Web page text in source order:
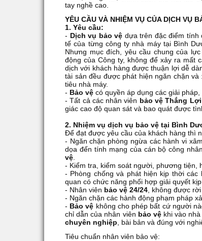
tay nghề cao.
YÊU CẦU VÀ NHIỆM VỤ CỦA DỊCH VỤ
1. Yêu cầu:
- Dịch vụ bảo vệ dựa trên đặc điểm tính
tế của từng công ty nhà máy tại Bình
Nhưng mục đích, yêu cầu chung của
động của Công ty, không để xảy ra mất
dịch với khách hàng được thuận lợi dễ
tài sản đều được phát hiện ngăn chặn
tiêu nhà máy.
- Bảo vệ có quyền áp dụng các giải
- Tất cả các nhân viên bảo vệThắng Lợi
giác cao độ quan sát và bao quát được
2. Nhiệm vụ dịch vụ bảo vệ tại Bình
Để đạt được yêu cầu của khách hàng thì
- Ngăn chặn phòng ngừa các hành vi
dọa đến tính mạng của cán bộ công
vệ
- Kiểm tra, kiểm soát người, phương tiện,
- Phòng chống và phát hiện kịp thời
quan có chức năng phối hợp giải quyết kịp
- Nhân viên bảo vệ 24/24 , không được
- Ngăn chặn các hành động phạm pháp
- Bảo vệ không cho phép bất cứ người
chỉ dẫn của nhân viên bảo vệkhi vào nhà
chuyên nghiệp , bài bản và đúng với
Tiêu chuẩn nhân viên bảo vệ: